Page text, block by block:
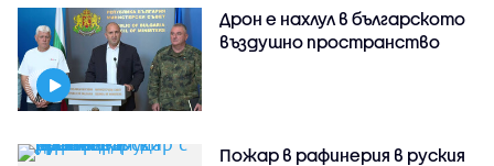
Дрон е нахлул в българското
въздушно пространство
Пожар в рафинерия в руския